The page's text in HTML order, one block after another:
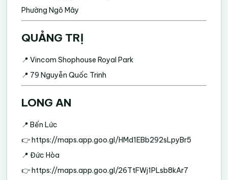
Phường Ngô Mây
QUẢNG TRỊ
📍 Vincom Shophouse Royal Park
📍 79 Nguyễn Quốc Trinh
LONG AN
📍 Bến Lức
👉https://maps.app.goo.gl/HMd1EBb292sLpyBr5
📍 Đức Hòa
👉https://maps.app.goo.gl/26TtFWj1PLsb8kAr7